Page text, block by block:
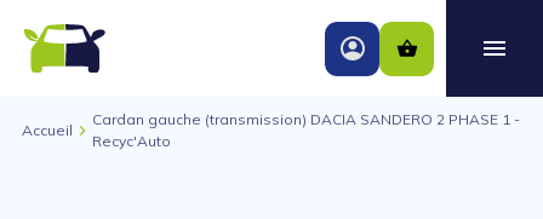
Accueil
Cardan gauche (transmission) DACIA SANDERO 2 PHASE 1 -
Recyc'Auto